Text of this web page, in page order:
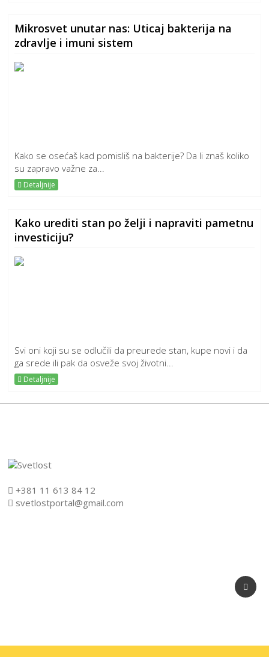
Mikrosvet unutar nas: Uticaj bakterija na
zdravlje i imuni sistem
Kako se osećaš kad pomisliš na bakterije? Da li znaš koliko
su zapravo važne za...
Detaljnije
Kako urediti stan po želji i napraviti pametnu
investiciju?
Svi oni koji su se odlučili da preurede stan, kupe novi i da
ga srede ili pak da osveže svoj životni...
Detaljnije
+381 11 613 84 12
svetlostportal@gmail.com